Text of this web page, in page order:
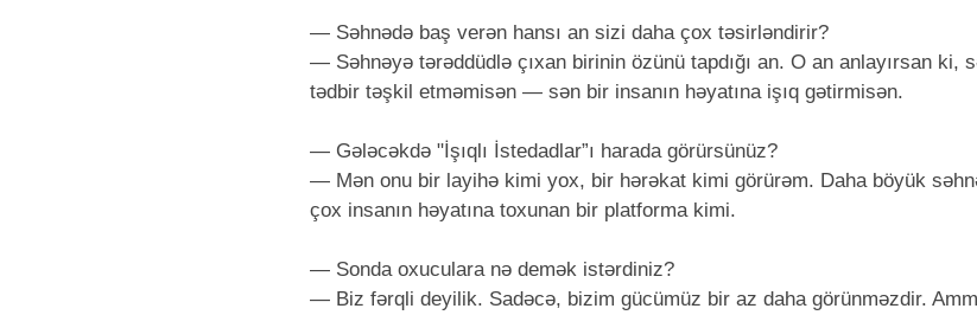
— Səhnədə baş verən hansı an sizi daha çox təsirləndirir?
— Səhnəyə tərəddüdlə çıxan birinin özünü tapdığı an. O an anlayırsan ki,
tədbir təşkil etməmisən — sən bir insanın həyatına işıq gətirmisən.
— Gələcəkdə "İşıqlı İstedadlar”ı harada görürsünüz?
— Mən onu bir layihə kimi yox, bir hərəkat kimi görürəm. Daha böyük
çox insanın həyatına toxunan bir platforma kimi.
— Sonda oxuculara nə demək istərdiniz?
— Biz fərqli deyilik. Sadəcə, bizim gücümüz bir az daha görünməzdir.